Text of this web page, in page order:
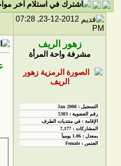
23-12-2012, 07:28
PM
زهور الريف
مشرفة واحة المرأة